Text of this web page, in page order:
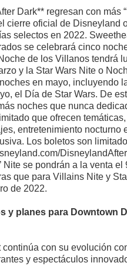
Dark** regresan con más
cierre oficial de Disneyland
selectos en 2022.
se celebrará cinco
de los Villanos tendrá
y la Star Wars Nite o
en mayo, incluyendo
el Día de Star Wars. De
noches que nunca
que ofrecen temáticas,
entretenimiento nocturno
Los boletos son
Nite se pondrán a la venta el
que para Villains Nite y
de 2022.
y planes para Downtown
con su evolución
y espectáculos